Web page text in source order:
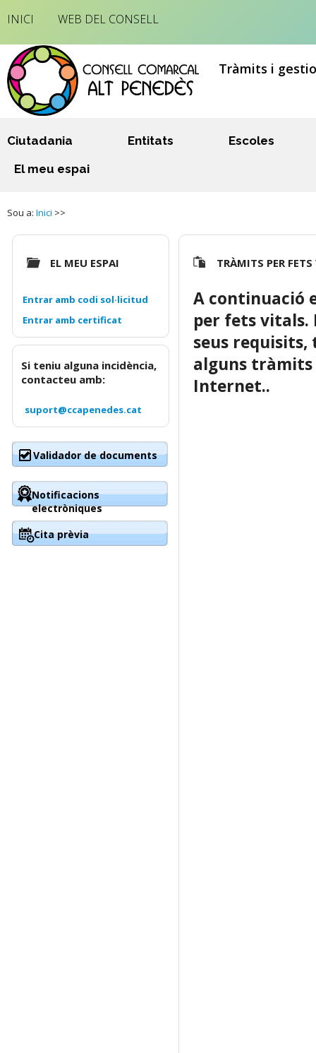
INICI WEB DEL CONSELL
Tràmits i
Ciutadania Entitats
Escoles
El meu espai
Sou a: Inici >>
TRÀMITS PER
A continuació
per fets vitals.
seus requisits,
alguns
Internet..
EL MEU ESPAI
Entrar amb codi sol·licitud
Si teniu alguna incidència,
contacteu amb:
suport@ccapenedes.cat
Validador de documents
Notificacions
electròniques
Cita prèvia